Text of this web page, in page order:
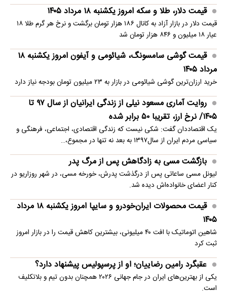
قیمت دلار، طلا و سکه امروز یکشنبه ۱۸ مرداد ۱۴۰۵
قیمت دلار در بازار آزاد به کانال ۱۸۶ هزار تومان برگشت و نرخ هر گرم طلا ۱۸
عیار ۱۸ میلیون و ۸۴۶ هزار تومان شد
قیمت گوشی سامسونگ، شیائومی و آیفون امروز یکشنبه ۱۸
مرداد ۱۴۰۵
خرید ارزان‌ترین گوشی شیائومی در بازار به ۲۳ میلیون تومان بودجه نیاز دارد
روایت آماری مسعود نیلی از زندگی ایرانیان از سال ۹۷ تا
۱۴۰۵/ نرخ ارز، تقریبا ۵۰ برابر شده
یک اقتصاددان گفت: شکی نیست که زندگی اقتصادی، اجتماعی، فرهنگی و
سیاسی مردم ایران از سال۱۳۹۷ به بعد نه تنها در مجموع،…
بازگشت مسی به زادگاهش پس از مرگ پدر
لیونل مسی ساعاتی پس از درگذشت پدرش، خورخه مسی، در شهر روزاریو در
کنار اعضای خانواده‌اش دیده شد.
قیمت محصولات ایران‌خودرو و سایپا امروز یکشنبه ۱۸ مرداد
۱۴۰۵
شاهین اتوماتیک با افت ۴۰ میلیونی، بیشترین کاهش قیمت را در بازار امروز
ثبت کرد
عقبگرد رامین رضاییان؛ او از پرسپولیس پیشنهاد دارد؟
یکی از بهترین‌های ایران در جام جهانی ۲۰۲۶ همچنان بدون تیم و بلاتکلیف
است.